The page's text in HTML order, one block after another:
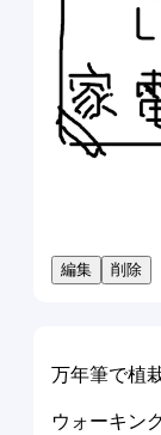
編集 削除
万年筆で植
ウォーキン